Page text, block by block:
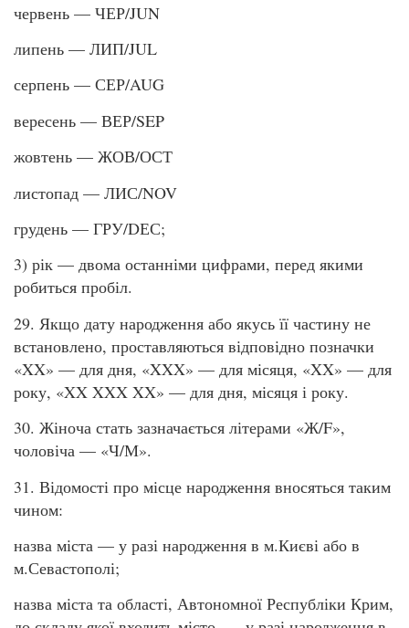
червень — ЧЕР/JUN
липень — ЛИП/JUL
серпень — СЕР/AUG
вересень — ВЕР/SEP
жовтень — ЖОВ/ОСТ
листопад — ЛИС/NOV
грудень — ГРУ/DЕС;
3) рік — двома останніми цифрами, перед якими
робиться пробіл.
29. Якщо дату народження або якусь її частину не
встановлено, проставляються відповідно позначки
«XX» — для дня, «XXX» — для місяця, «XX» — для
року, «XX XXX XX» — для дня, місяця і року.
30. Жіноча стать зазначається літерами «Ж/F»,
чоловіча — «Ч/М».
31. Відомості про місце народження вносяться таким
чином:
назва міста — у разі народження в м.Києві або в
м.Севастополі;
назва міста та області, Автономної Республіки Крим,